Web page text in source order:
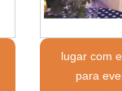
lugar com
para